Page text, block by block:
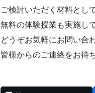
ご検討いただく材料として
無料の体験授業も実施し
どうぞお気軽にお問い合
皆様からのご連絡をお待